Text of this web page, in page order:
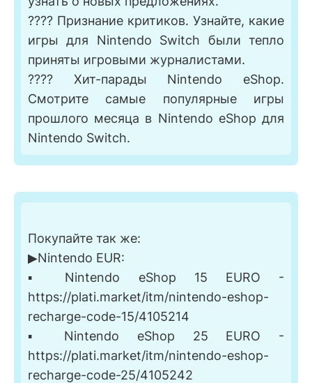
???? Признание критиков. Узнайте, какие
игры для Nintendo Switch были тепло
приняты игровыми журналистами.
???? Хит-парады Nintendo eShop.
Смотрите самые популярные игры
прошлого месяца в Nintendo eShop для
Nintendo Switch.
Покупайте так же:
▶Nintendo EUR:
▪️ Nintendo eShop 15 EURO -
https://plati.market/itm/nintendo-eshop-
recharge-code-15/4105214
▪️ Nintendo eShop 25 EURO -
https://plati.market/itm/nintendo-eshop-
recharge-code-25/4105242